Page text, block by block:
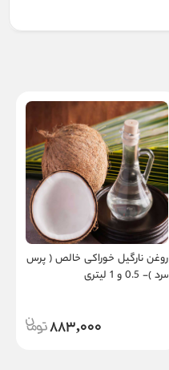
روغن نارگیل خوراکی خالص ( پرس
سرد )- 0.5 و 1 لیتری
883,000